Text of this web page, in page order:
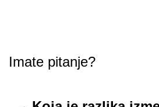
Imate pitanje?